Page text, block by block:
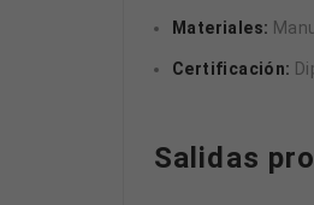
Materiales:
Certificación:
Salidas